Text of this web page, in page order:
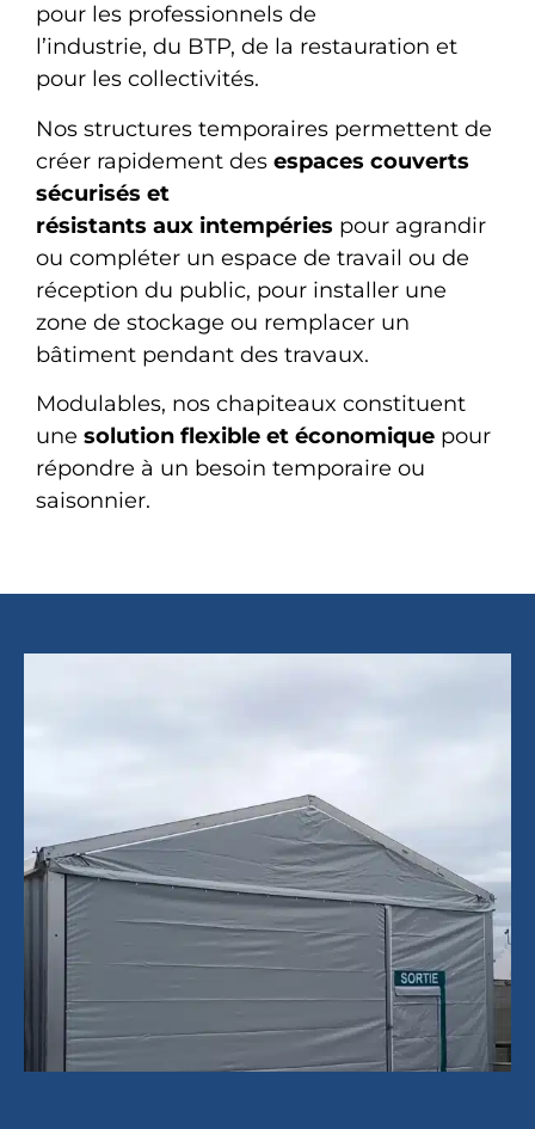
pour les professionnels de
l’industrie, du BTP, de la restauration et
pour les collectivités.
Nos structures temporaires permettent de
créer rapidement des espaces couverts
sécurisés et
résistants aux intempéries pour agrandir
ou compléter un espace de travail ou de
réception du public, pour installer une
zone de stockage ou remplacer un
bâtiment pendant des travaux.
Modulables, nos chapiteaux constituent
une solution flexible et économique pour
répondre à un besoin temporaire ou
saisonnier.